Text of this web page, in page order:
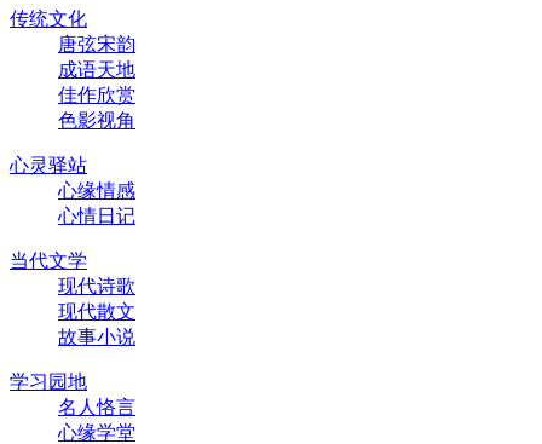
传统文化
唐弦宋韵
成语天地
佳作欣赏
色影视角
心灵驿站
心缘情感
心情日记
当代文学
现代诗歌
现代散文
故事小说
学习园地
名人恪言
心缘学堂